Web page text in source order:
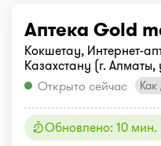
Аптека Gold
Кокшетау, Интернет-
Казахстану (г.
Открыто сейчас
Как
Обновлено: 10 мин.